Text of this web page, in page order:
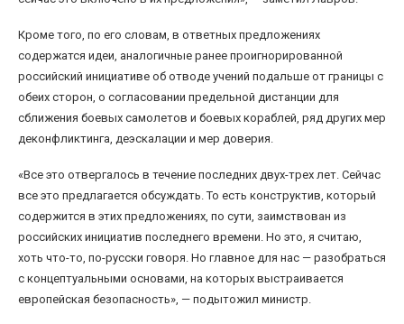
Кроме того, по его словам, в ответных предложениях
содержатся идеи, аналогичные ранее проигнорированной
российский инициативе об отводе учений подальше от границы с
обеих сторон, о согласовании предельной дистанции для
сближения боевых самолетов и боевых кораблей, ряд других мер
деконфликтинга, деэскалации и мер доверия.
«Все это отвергалось в течение последних двух-трех лет. Сейчас
все это предлагается обсуждать. То есть конструктив, который
содержится в этих предложениях, по сути, заимствован из
российских инициатив последнего времени. Но это, я считаю,
хоть что-то, по-русски говоря. Но главное для нас — разобраться
с концептуальными основами, на которых выстраивается
европейская безопасность», — подытожил министр.